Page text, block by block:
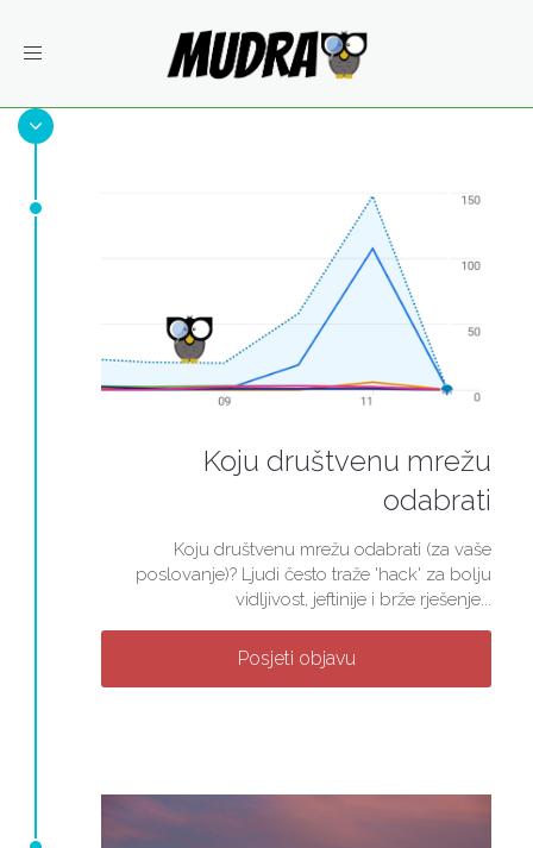
Toggle
Koju društvenu mrežu
odabrati
Koju društvenu mrežu odabrati (za vaše
poslovanje)? Ljudi često traže 'hack' za bolju
vidljivost, jeftinije i brže rješenje...
Posjeti objavu